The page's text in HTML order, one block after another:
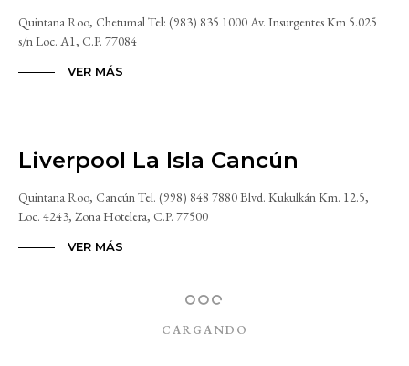
Quintana Roo, Chetumal Tel: (983) 835 1000 Av. Insurgentes Km 5.025
s/n Loc. A1, C.P. 77084
VER MÁS
Liverpool La Isla Cancún
Quintana Roo, Cancún Tel. (998) 848 7880 Blvd. Kukulkán Km. 12.5,
Loc. 4243, Zona Hotelera, C.P. 77500
VER MÁS
CARGANDO